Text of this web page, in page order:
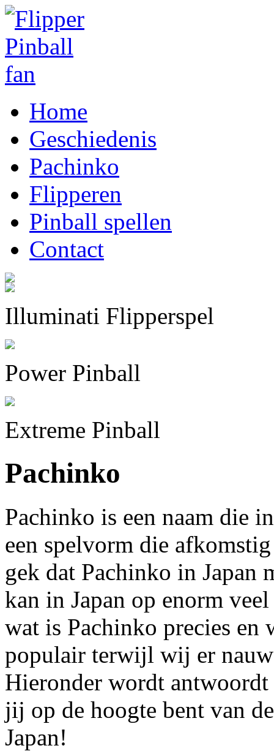
Home
Geschiedenis
Pachinko
Flipperen
Pinball spellen
Contact
Illuminati Flipperspel
Power Pinball
Extreme Pinball
Pachinko
Pachinko is een naam die
een spelvorm die
gek dat Pachinko in Japan
kan in Japan op enorm
wat is Pachinko precies en
populair terwijl wij er
Hieronder wordt antwoordt
jij op de hoogte bent van
Japan!